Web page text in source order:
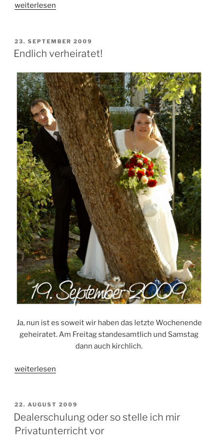
„Unverschämtheit“
weiterlesen
VERÖFFENTLICHT
AM
23. SEPTEMBER 2009
Endlich verheiratet!
Ja, nun ist es soweit wir haben das letzte Wochenende
geheiratet. Am Freitag standesamtlich und Samstag
dann auch kirchlich.
„Endlich
weiterlesen
VERÖFFENTLICHT
AM
22. AUGUST 2009
Dealerschulung oder so stelle ich mir
Privatunterricht vor